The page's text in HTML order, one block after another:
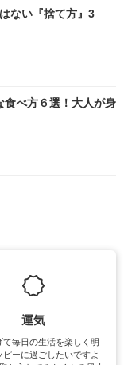
ない『捨て方』3
食べ方６選！大人が身
運気
て毎日の生活を楽しく明
ピーに過ごしたいですよ